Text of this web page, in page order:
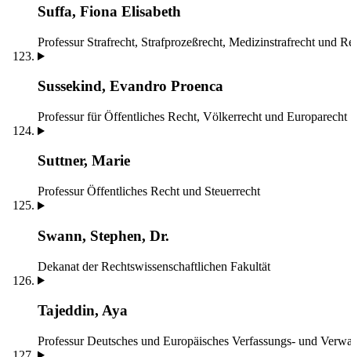
Suffa, Fiona Elisabeth
Professur Strafrecht, Strafprozeßrecht, Medizinstrafrecht und
Sussekind, Evandro Proenca
Professur für Öffentliches Recht, Völkerrecht und Europarecht
Suttner, Marie
Professur Öffentliches Recht und Steuerrecht
Swann, Stephen, Dr.
Dekanat der Rechtswissenschaftlichen Fakultät
Tajeddin, Aya
Professur Deutsches und Europäisches Verfassungs- und